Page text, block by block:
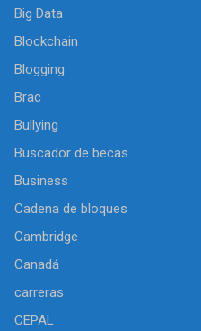
Big Data
Blockchain
Blogging
Brac
Bullying
Buscador de becas
Business
Cadena de bloques
Cambridge
Canadá
carreras
CEPAL